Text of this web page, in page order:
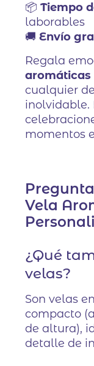
📦Tiempo
laborables
🚚Envío
Regala
aromáticas
cualquier
inolvidable.
momentos
Vela
¿Qué
velas?
Son velas
compacto
de altura),
detalle de